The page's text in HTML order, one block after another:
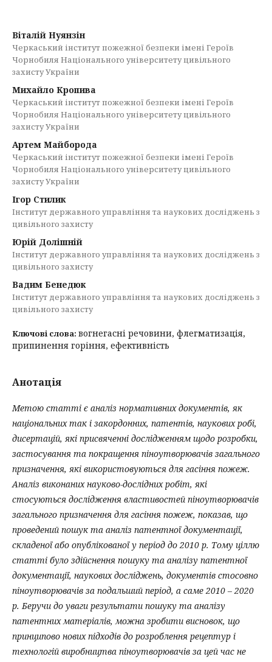
Віталій Нуянзін
Черкаський інститут пожежної безпеки імені Героїв
Чорнобиля Національного університету цивільного
захисту України
Михайло Кропива
Черкаський інститут пожежної безпеки імені Героїв
Чорнобиля Національного університету цивільного
захисту України
Артем Майборода
Черкаський інститут пожежної безпеки імені Героїв
Чорнобиля Національного університету цивільного
захисту України
Ігор Стилик
Інститут державного управління та наукових досліджень з
цивільного захисту
Юрій Долішній
Інститут державного управління та наукових досліджень з
цивільного захисту
Вадим Бенедюк
Інститут державного управління та наукових досліджень з
цивільного захисту
Ключові слова: вогнегасні речовини, флегматизація,
припинення горіння, ефективність
Анотація
Метою статті є аналіз нормативних документів, як
національних так і закордонних, патентів, наукових робі,
дисертацій, які присвяченні дослідженням щодо розробки,
застосування та покращення піноутворювачів загального
призначення, які використовуються для гасіння пожеж.
Аналіз виконаних науково-дослідних робіт, які
стосуються дослідження властивостей піноутворювачів
загального призначення для гасіння пожеж, показав, що
проведений пошук та аналіз патентної документації,
складеної або опублікованої у період до 2010 р. Тому ціллю
статті було здійснення пошуку та аналізу патентної
документації, наукових досліджень, документів стосовно
піноутворювачів за подальший період, а саме 2010 – 2020
р. Беручи до уваги результати пошуку та аналізу
патентних матеріалів, можна зробити висновок, що
принципово нових підходів до розроблення рецептур і
технологій виробництва піноутворювачів за цей час не